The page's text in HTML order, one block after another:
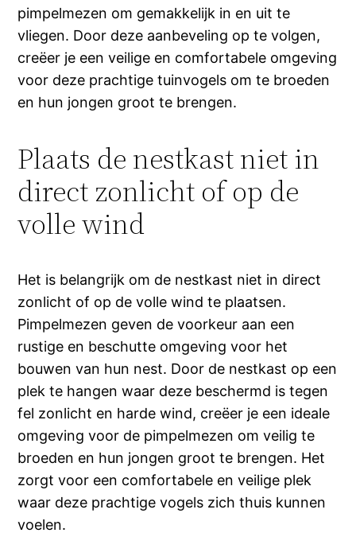
pimpelmezen om gemakkelijk in en uit te
vliegen. Door deze aanbeveling op te volgen,
creëer je een veilige en comfortabele omgeving
voor deze prachtige tuinvogels om te broeden
en hun jongen groot te brengen.
Plaats de nestkast niet in
direct zonlicht of op de
volle wind
Het is belangrijk om de nestkast niet in direct
zonlicht of op de volle wind te plaatsen.
Pimpelmezen geven de voorkeur aan een
rustige en beschutte omgeving voor het
bouwen van hun nest. Door de nestkast op een
plek te hangen waar deze beschermd is tegen
fel zonlicht en harde wind, creëer je een ideale
omgeving voor de pimpelmezen om veilig te
broeden en hun jongen groot te brengen. Het
zorgt voor een comfortabele en veilige plek
waar deze prachtige vogels zich thuis kunnen
voelen.